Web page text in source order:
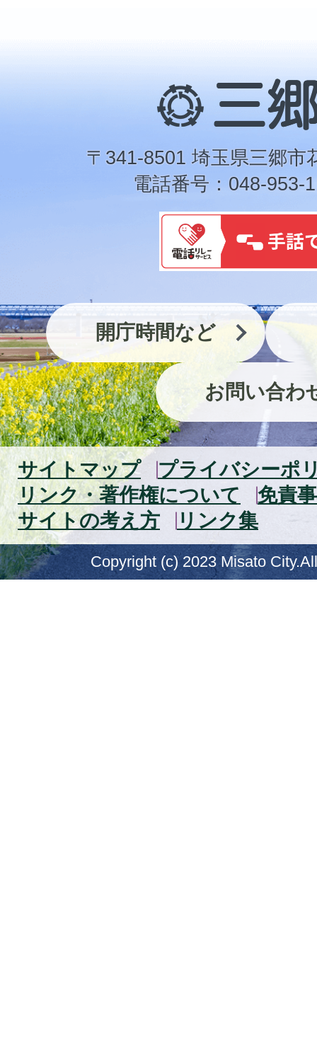
三
郷
市
〒341-8501 埼玉県三郷市
電話番号：048-953-
開庁時間など
お問い合わ
サイトマップ
プライバシーポ
リンク・著作権について
免責
サイトの考え方
リンク集
Copyright (c) 2023 Misato